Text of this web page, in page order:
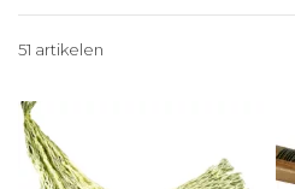
51 artikelen